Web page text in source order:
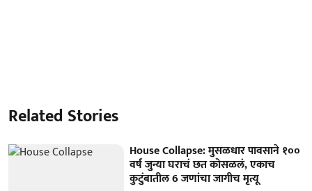
Related Stories
House Collapse: मुसळधार पावसाने १००
वर्ष जुन्या घराचं छत कोसळलं, एकाच
कुटुंबातील 6 जणांचा जागीच मृत्यू